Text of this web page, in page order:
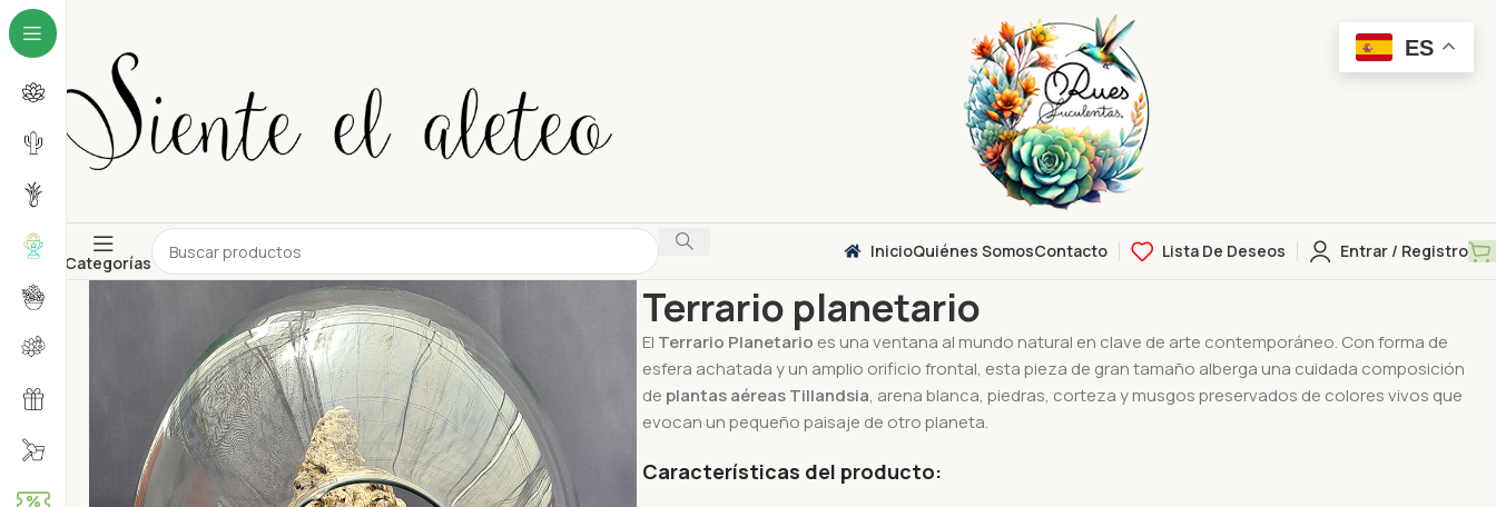
Categorías
InicioQuiénes SomosContacto Lista De Deseos Entrar / Registro
Inicio
Terrario planetario
El Terrario Planetario es una ventana al mundo natural en clave de arte contemporáneo. Con forma de
esfera achatada y un amplio orificio frontal, esta pieza de gran tamaño alberga una cuidada composición
de plantas aéreas Tillandsia, arena blanca, piedras, corteza y musgos preservados de colores vivos que
evocan un pequeño paisaje de otro planeta.
Características del producto:
ES